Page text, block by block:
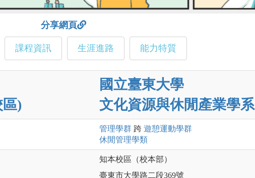
分享網頁
課程資訊 生涯進路 能力特質
)
國立臺東大學
文化資源與休閒產業學系
管理學群 跨 遊憩運動學群
休閒管理學類
知本校區（校本部）
臺東市大學路二段369號